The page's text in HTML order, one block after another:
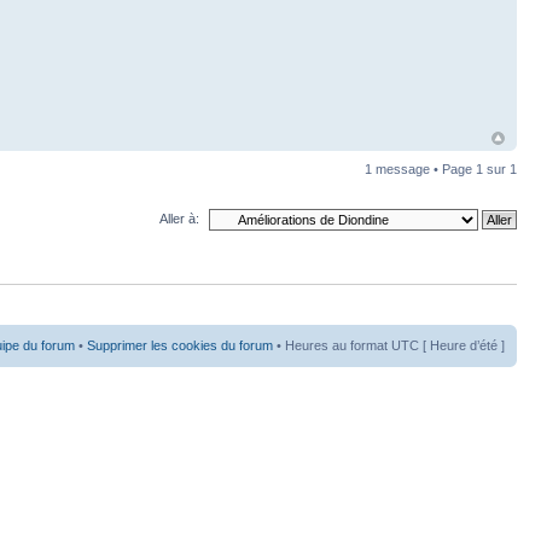
1 message • Page 1 sur 1
Aller à:
du forum • Supprimer les cookies du forum • Heures au format UTC [ Heure d’été ]